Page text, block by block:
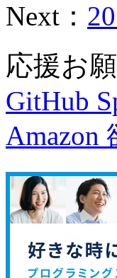
Next：
応援お
GitHub
Amazon